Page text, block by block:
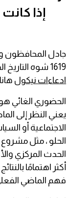
إذا
جادل المحافظون
1619 شوه التاريخ الحقيقي للولايات المتحدة مع العديد من
ادعاءات نيكول
الحضوري الغائي
يعني النظر إلى
الاجتماعية أو
الحدث المركزي
أكثر اهتمامًا
فهم الماضي